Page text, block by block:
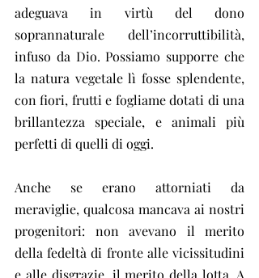
adeguava in virtù del dono
soprannaturale dell’incorruttibilità,
infuso da Dio. Possiamo supporre che
la natura vegetale lì fosse splendente,
con fiori, frutti e fogliame dotati di una
brillantezza speciale, e animali più
perfetti di quelli di oggi.
Anche se erano attorniati da
meraviglie, qualcosa mancava ai nostri
progenitori: non avevano il merito
della fedeltà di fronte alle vicissitudini
e alle disgrazie, il merito della lotta. A